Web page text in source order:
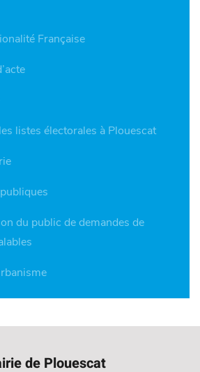
Française
listes électorales à Plouescat
du public de demandes de
de Plouescat